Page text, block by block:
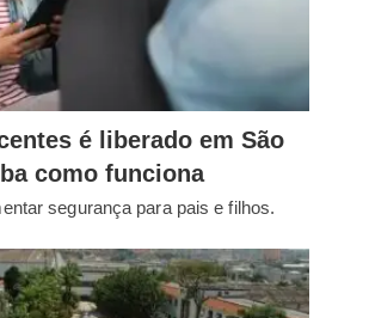
é liberado em São
como funciona
segurança para pais e filhos.